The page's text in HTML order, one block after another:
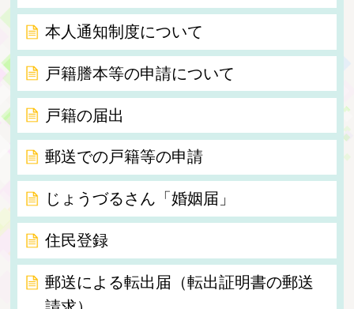
本人通知制度について
戸籍謄本等の申請について
戸籍の届出
郵送での戸籍等の申請
じょうづるさん「婚姻届」
住民登録
郵送による転出届（転出証明書の郵送